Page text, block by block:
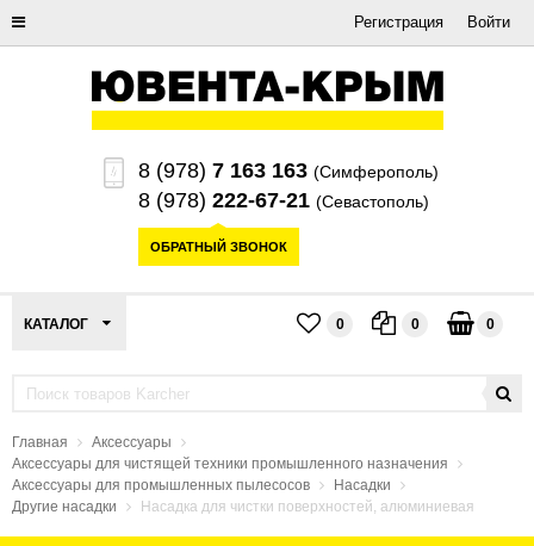
Регистрация Войти
8 (978) 7 163 163 (Симферополь)
8 (978) 222-67-21 (Севастополь)
ОБРАТНЫЙ ЗВОНОК
КАТАЛОГ 0 0 0
Главная
Аксессуары
Аксессуары для чистящей техники промышленного назначения
Аксессуары для промышленных пылесосов
Насадки
Другие насадки
Насадка для чистки поверхностей, алюминиевая